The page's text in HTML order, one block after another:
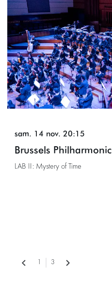
Brussels Philharmonic
LAB II: Mystery of Time
sam. 14 nov. 20:15
1 3